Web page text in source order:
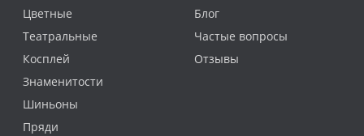
Цветные
Театральные
Косплей
Знаменитости
Шиньоны
Пряди
Блог
Частые вопросы
Отзывы